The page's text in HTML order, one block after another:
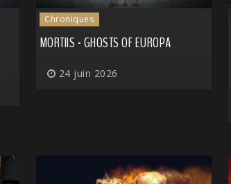
Chroniques
MORTIIS - GHOSTS OF EUROPA
24 juin 2026